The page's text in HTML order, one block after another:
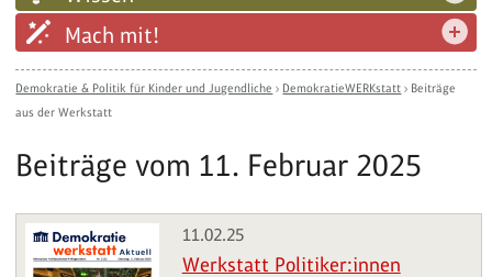
Mach mit!
Demokratie & Politik für Kinder und Jugendliche › DemokratieWERKstatt › Beiträge
aus der Werkstatt
Beiträge vom 11. Februar 2025
11.02.25
Werkstatt Politiker:innen